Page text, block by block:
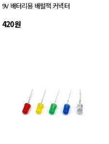
9V 배터리용 배럴잭 커넥터
420원